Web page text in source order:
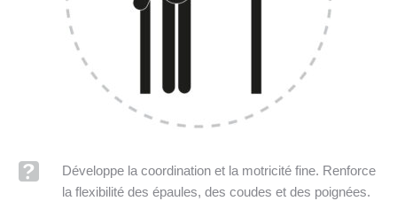
Développe la coordination et la motricité fine. Renforce
la flexibilité des épaules, des coudes et des poignées.